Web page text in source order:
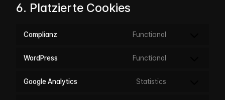
6. Platzierte Cookies
Complianz Functional
WordPress Functional
Google Analytics Statistics